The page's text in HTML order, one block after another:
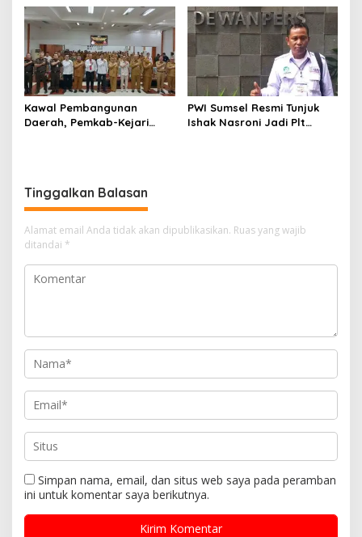
Kelola Keuangan
Kawal Pembangunan
Daerah, Pemkab-Kejari
PWI Sumsel Resmi Tunjuk
Ishak Nasroni Jadi Plt
Tinggalkan Balasan
Alamat email Anda tidak akan dipublikasikan. Ruas yang wajib
ditandai *
Simpan nama, email, dan situs web saya pada peramban
ini untuk komentar saya berikutnya.